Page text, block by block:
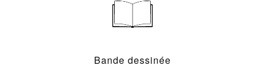
Bande dessinée